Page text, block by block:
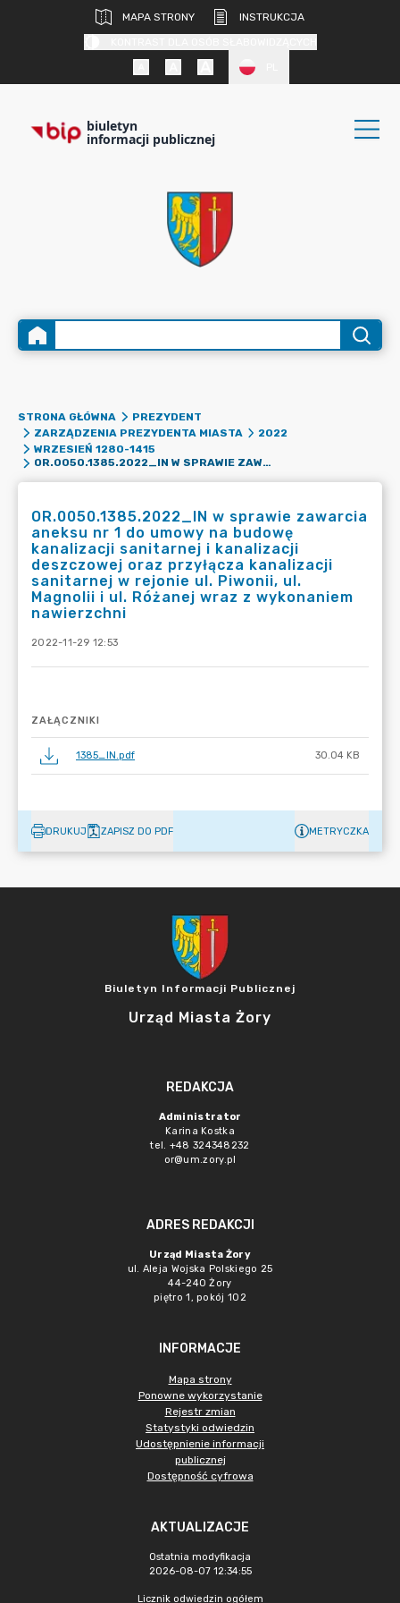
MAPA STRONY
INSTRUKCJA
biuletyn
informacji publicznej
STRONA GŁÓWNA
PREZYDENT
ZARZĄDZENIA PREZYDENTA MIASTA
2022
WRZESIEŃ 1280-1415
OR.0050.1385.2022_IN W SPRAWIE ZAWARCIA ANEKSU NR 1 DO UMOWY NA BUDOWĘ KANALIZACJI SANITARNEJ I KANALIZACJI DESZCZOWEJ ORAZ PRZYŁĄCZA KANALIZACJI SANITARNEJ W REJONIE UL. PIWONII, UL. MAGNOLII I UL. RÓŻANEJ WRAZ Z WYKONANIEM NAWIERZCHNI
OR.0050.1385.2022_IN w sprawie zawarcia
aneksu nr 1 do umowy na budowę
kanalizacji sanitarnej i kanalizacji
deszczowej oraz przyłącza kanalizacji
sanitarnej w rejonie ul. Piwonii, ul.
Magnolii i ul. Różanej wraz z wykonaniem
nawierzchni
2022-11-29 12:53
ZAŁĄCZNIKI
1385_IN.pdf 30.04 KB
DRUKUJ ZAPISZ DO PDF METRYCZKA
Biuletyn Informacji Publicznej
Urząd Miasta Żory
REDAKCJA
Administrator
Karina Kostka
tel. +48 324348232
or@um.zory.pl
ADRES REDAKCJI
Urząd Miasta Żory
ul. Aleja Wojska Polskiego 25
44-240 Żory
piętro 1, pokój 102
INFORMACJE
Mapa strony
Ponowne wykorzystanie
Rejestr zmian
Statystyki odwiedzin
Udostępnienie informacji
publicznej
Dostępność cyfrowa
AKTUALIZACJE
Ostatnia modyfikacja
2026-08-07 12:34:55
Licznik odwiedzin ogółem